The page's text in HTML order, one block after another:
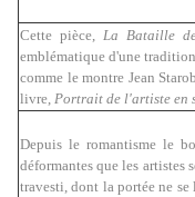
Cette pièce, La Bataille
emblématique d'une
comme le montre Jean
livre, Portrait de l'artiste en
Depuis le romantisme le
déformantes que les artistes
travesti, dont la portée ne